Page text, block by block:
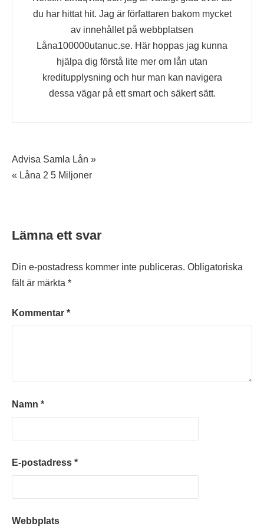
du har hittat hit. Jag är författaren bakom mycket
av innehållet på webbplatsen
Låna100000utanuc.se. Här hoppas jag kunna
hjälpa dig förstå lite mer om lån utan
kreditupplysning och hur man kan navigera
dessa vägar på ett smart och säkert sätt.
Inläggsnavigering
Advisa Samla Lån »
« Låna 2 5 Miljoner
Lämna ett svar
Din e-postadress kommer inte publiceras. Obligatoriska
fält är märkta *
Kommentar *
Namn *
E-postadress *
Webbplats